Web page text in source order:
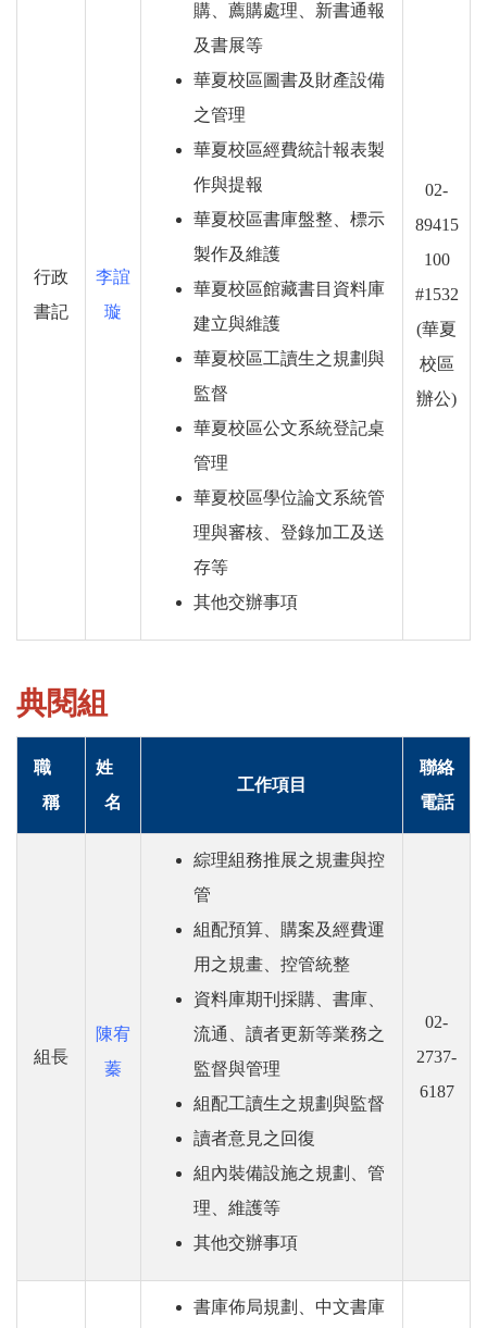
行政
書記
李誼
璇
購、薦購處理、新書通報
及書展等
華夏校區圖書及財產設備
之管理
華夏校區經費統計報表製
作與提報
華夏校區書庫盤整、標示
製作及維護
華夏校區館藏書目資料庫
建立與維護
華夏校區工讀生之規劃與
監督
華夏校區公文系統登記桌
管理
華夏校區學位論文系統管
理與審核、登錄加工及送
存等
其他交辦事項
02-
89415
100
#1532
(華夏
校區
辦公)
典閱組
職
稱
姓
名
工作項目
聯絡
電話
組長
陳宥
蓁
綜理組務推展之規畫與控
管
組配預算、購案及經費運
用之規畫、控管統整
資料庫期刊採購、書庫、
流通、讀者更新等業務之
監督與管理
組配工讀生之規劃與監督
讀者意見之回復
組內裝備設施之規劃、管
理、維護等
其他交辦事項
02-
2737-
6187
書庫佈局規劃、 中文書庫